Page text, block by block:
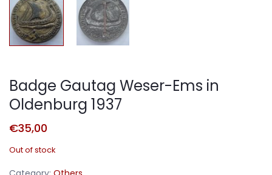
Badge Gautag Weser-Ems in
Oldenburg 1937
€35,00
Out of stock